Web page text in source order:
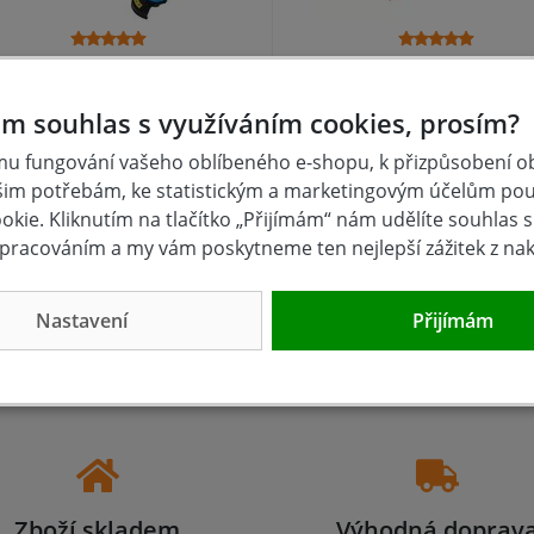
skladem
Kč Koupit
NA DOTAZ
2 207 Kč
souhlas s využíváním cookies, prosím?
fungování vašeho oblíbeného e-shopu, k přizpůsobení
potřebám, ke statistickým a marketingovým účelům
Kliknutím na tlačítko „Přijímám“ nám udělíte souhlas
a my vám poskytneme ten nejlepší zážitek z
Nastavení Přijímám